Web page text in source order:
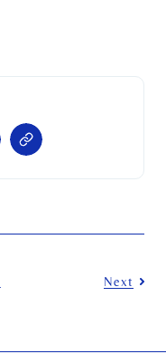
Next